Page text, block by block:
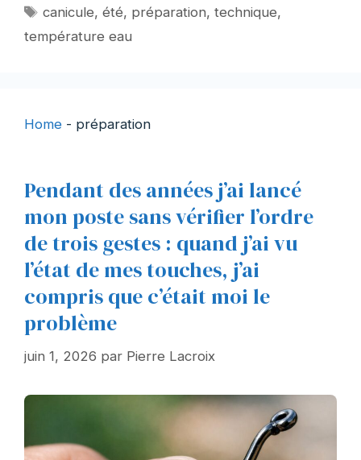
Étiquettes
canicule,été, préparation,technique,
température eau
Home - préparation
Pendant des années j’ai lancé
mon poste sans vérifier l’ordre
de trois gestes : quand j’ai vu
l’état de mes touches, j’ai
compris que c’était moi le
problème
juin 1, 2026 par Pierre Lacroix